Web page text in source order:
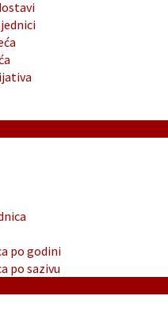
po godini
po sazivu